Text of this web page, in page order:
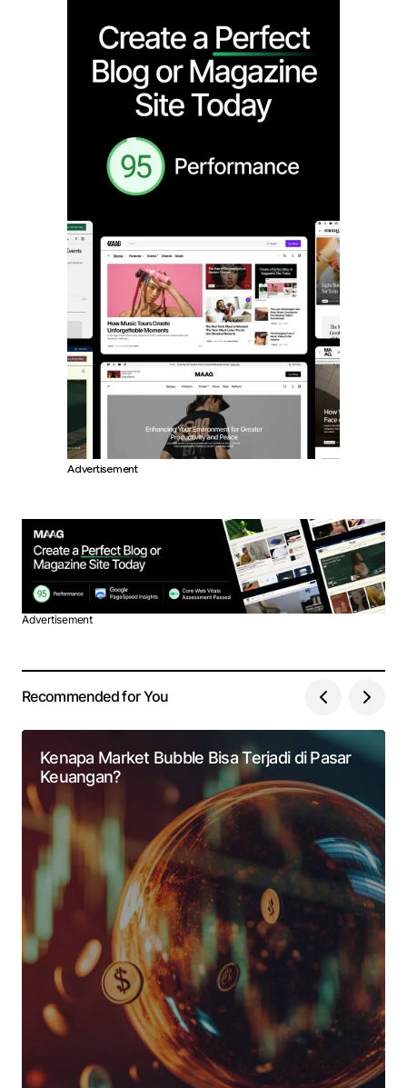
Advertisement
Advertisement
Recommended for You
Kenapa Market Bubble Bisa Terjadi di Pasar
Keuangan?